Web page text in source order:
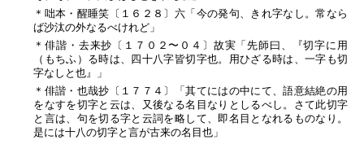
＊咄本・醒睡笑〔１６２８〕六「今の発句、きれ字なし。常なら
ば沙汰の外なるべけれど」
＊俳諧・去来抄〔１７０２〜０４〕故実「先師曰、『切字に用
（もちふ）る時は、四十八字皆切字也。用ひざる時は、一字も切
字なしと也』」
＊俳諧・也哉抄〔１７７４〕「其てにはの中にて、語意結絶の用
をなすを切字と云は、又後なる名目なりとしるべし。さて此切字
と言は、句を切る字と云詞を略して、即名目となれるものなり。
是には十八の切字と言が古来の名目也」